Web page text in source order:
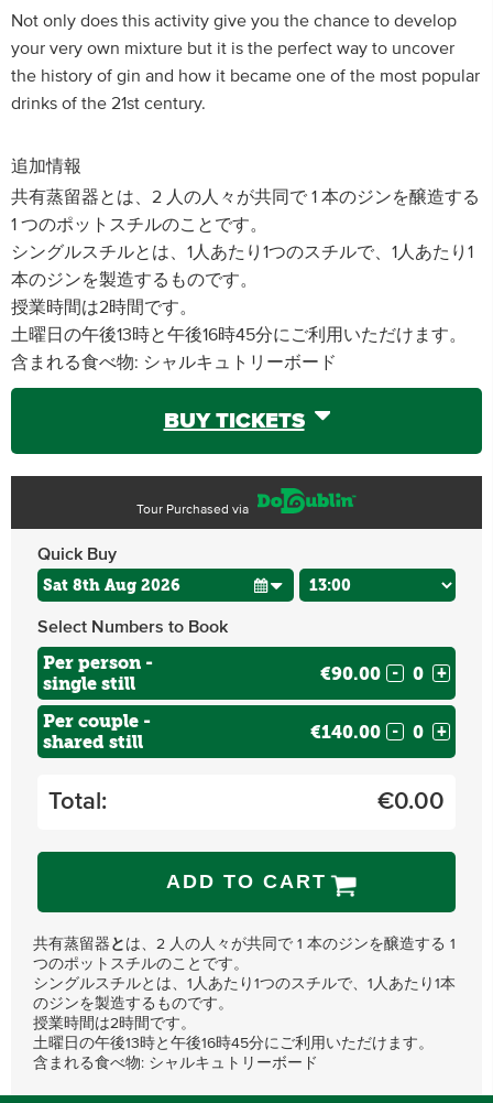
Not only does this activity give you the chance to develop
your very own mixture but it is the perfect way to uncover
the history of gin and how it became one of the most popular
drinks of the 21st century.
追加情報
共有蒸留器とは、2 人の人々が共同で 1 本のジンを醸造する
1 つのポットスチルのことです。
シングルスチルとは、1人あたり1つのスチルで、1人あたり1
本のジンを製造するものです。
授業時間は2時間です。
土曜日の午後13時と午後16時45分にご利用いただけます。
含まれる食べ物: シャルキュトリーボード
BUY TICKETS
Tour Purchased via
Quick Buy
Select Numbers to Book
Per person -
single still
€90.00 - +
Per couple -
shared still
€140.00 - +
Total: €0.00
ADD TO CART
共有蒸留器 と は、2 人の人々が共同で 1 本のジンを醸造する 1
つのポットスチルのことです。
シングルスチルとは、1人あたり1つのスチルで、1人あたり1本
のジンを製造するものです。
授業時間は2時間です。
土曜日の午後13時と午後16時45分にご利用いただけます。
含まれる食べ物: シャルキュトリーボード